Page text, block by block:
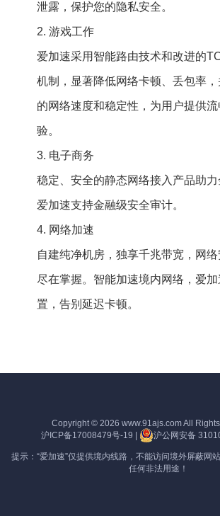
泄露，保护您的隐私安全。
2. 游戏工作
爱加速采用智能路由技术和改进的
机制，显著降低网络卡顿、丢包率
的网络速度和稳定性，为用户提供
验。
3. 电子商务
稳定、安全的静态网络接入产品助力
爱加速支持金融级安全审计。
4. 网络加速
自建纯净机房，独享千兆带宽，网
尽在掌握。智能加速境内网络，爱
置，告别延迟卡顿。
Copyright © 2026 www.91ajs.comAll
沪ICP备17008479号-19
沪公网安备
提示：“爱加速”仅提供境内线路，不能访问境外屏蔽网
任何非法用途！